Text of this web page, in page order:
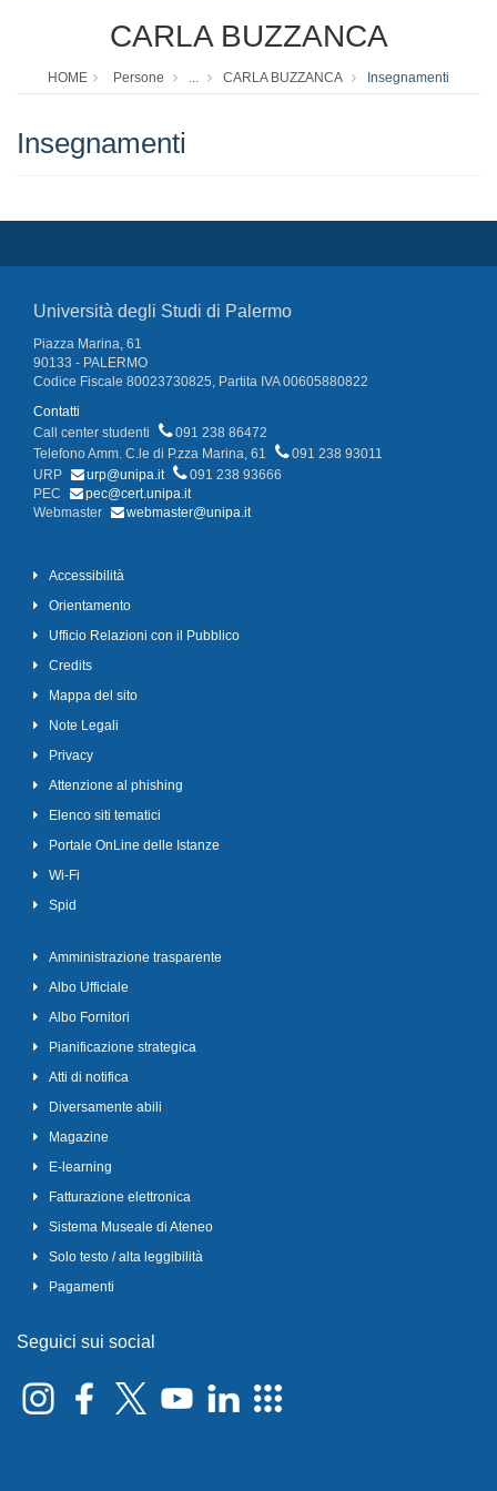
CARLA BUZZANCA
HOME Persone ... CARLA BUZZANCA Insegnamenti
Insegnamenti
Università degli Studi di Palermo
Piazza Marina, 61
90133 - PALERMO
Codice Fiscale 80023730825, Partita IVA 00605880822
Contatti
Call center studenti
091 238 86472
Telefono Amm. C.le di P.zza Marina, 61
091 238 93011
URP
urp@unipa.it
091 238 93666
PEC
pec@cert.unipa.it
Webmaster
webmaster@unipa.it
Accessibilità
Orientamento
Ufficio Relazioni con il Pubblico
Credits
Mappa del sito
Note Legali
Privacy
Attenzione al phishing
Elenco siti tematici
Portale OnLine delle Istanze
Wi-Fi
Spid
Amministrazione trasparente
Albo Ufficiale
Albo Fornitori
Pianificazione strategica
Atti di notifica
Diversamente abili
Magazine
E-learning
Fatturazione elettronica
Sistema Museale di Ateneo
Solo testo / alta leggibilità
Pagamenti
Seguici sui social